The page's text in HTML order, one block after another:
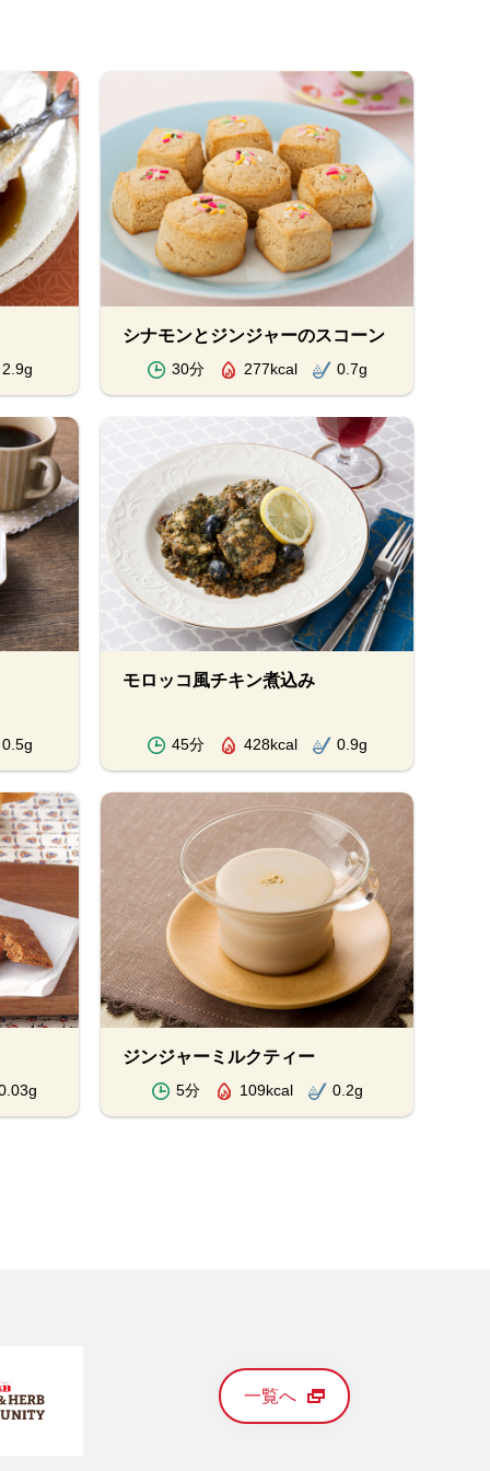
2.9g
シナモンとジンジャーのスコーン
30分 277kcal 0.7g
0.5g
モロッコ風チキン煮込み
45分 428kcal 0.9g
ジンジャーミルクティー
5分 109kcal 0.2g
一覧へ